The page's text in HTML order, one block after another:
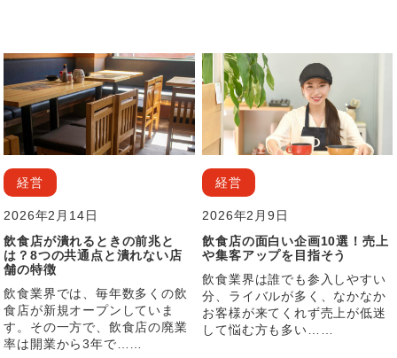
経営
2026年2月14日
飲食店が潰れるときの前兆と
は？8つの共通点と潰れない店
舗の特徴
飲食業界では、毎年数多くの飲
食店が新規オープンしていま
す。その一方で、飲食店の廃業
率は開業から3年で……
経営
2026年2月9日
飲食店の面白い企画10選！売上
や集客アップを目指そう
飲食業界は誰でも参入しやすい
分、ライバルが多く、なかなか
お客様が来てくれず売上が低迷
して悩む方も多い……